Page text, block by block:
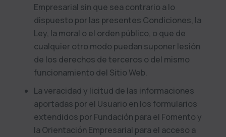
Empresarial sin que sea contrario a lo
dispuesto por las presentes Condiciones, la
Ley, la moral o el orden público, o que de
cualquier otro modo puedan suponer lesión
de los derechos de terceros o del mismo
funcionamiento del Sitio Web.
La veracidad y licitud de las informaciones
aportadas por el Usuario en los formularios
extendidos porFundación para el Fomento y
la Orientación Empresarial para el acceso a